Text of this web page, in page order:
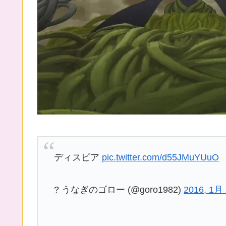
ディスピア pic.twitter.com/d55JMuYUuO
? うなぎのゴロー (@goro1982) 2016, 1月